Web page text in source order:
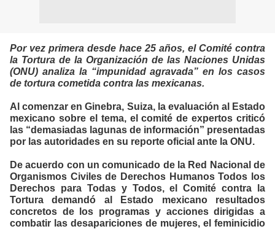
Por vez primera desde hace 25 años, el Comité contra
la Tortura de la Organización de las Naciones Unidas
(ONU) analiza la “impunidad agravada” en los casos
de tortura cometida contra las mexicanas.
Al comenzar en Ginebra, Suiza, la evaluación al Estado
mexicano sobre el tema, el comité de expertos criticó
las “demasiadas lagunas de información” presentadas
por las autoridades en su reporte oficial ante la ONU.
De acuerdo con un comunicado de la Red Nacional de
Organismos Civiles de Derechos Humanos Todos los
Derechos para Todas y Todos, el Comité contra la
Tortura demandó al Estado mexicano resultados
concretos de los programas y acciones dirigidas a
combatir las desapariciones de mujeres, el feminicidio